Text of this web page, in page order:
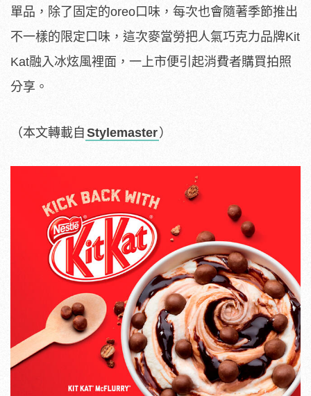
單品，除了固定的oreo口味，每次也會隨著季節推出
不一樣的限定口味，這次麥當勞把人氣巧克力品牌Kit
Kat融入冰炫風裡面，一上市便引起消費者購買拍照
分享。
（本文轉載自 Stylemaster）